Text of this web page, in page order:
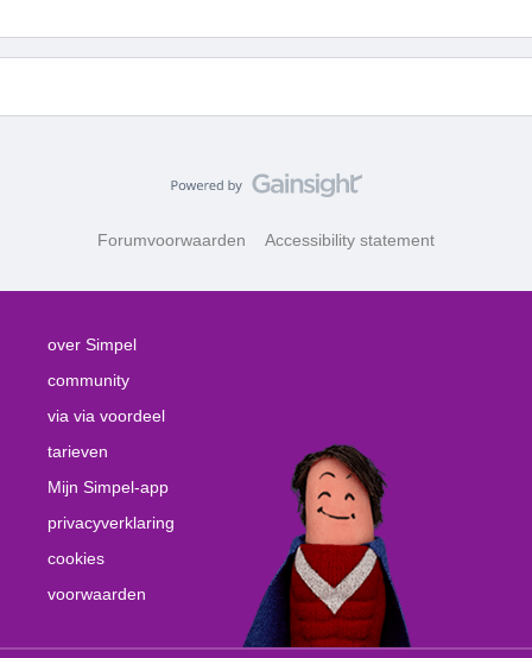
Forumvoorwaarden Accessibility statement
over Simpel
community
via via voordeel
tarieven
Mijn Simpel-app
privacyverklaring
cookies
voorwaarden